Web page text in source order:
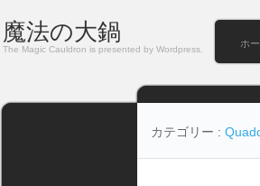
魔法の大鍋
The Magic Cauldron is presented by Wordpress.
ホ
カテゴリー :